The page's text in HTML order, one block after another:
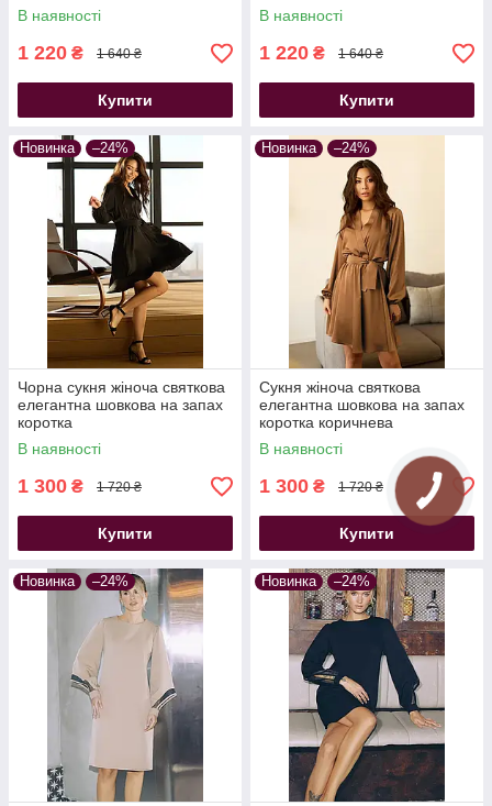
В наявності
1 220 ₴ 1 640 ₴
Купити
В наявності
1 220 ₴ 1 640 ₴
Купити
Новинка –24%
Чорна сукня жіноча святкова
елегантна шовкова на запах
коротка
В наявності
1 300 ₴ 1 720 ₴
Купити
Новинка –24%
Сукня жіноча святкова
елегантна шовкова на запах
коротка коричнева
В наявності
1 300 ₴ 1 720 ₴
Купити
Новинка –24% Новинка –24%